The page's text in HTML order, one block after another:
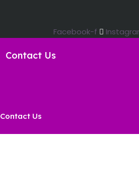
Facebook-f
Contact Us
Contact Us